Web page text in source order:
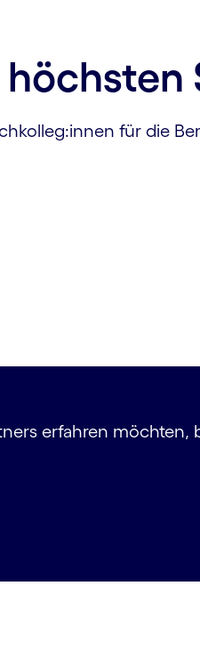
für die
erfahren möchten,